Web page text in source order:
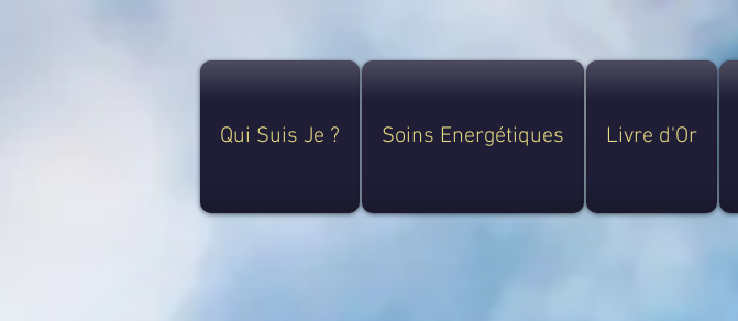
Qui Suis Je ? Soins Energétiques Livre d'Or